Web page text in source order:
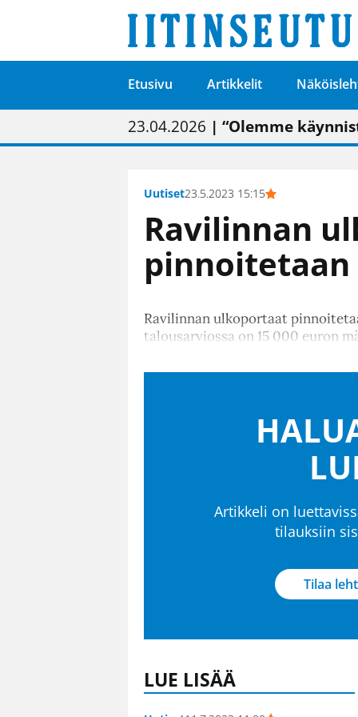
Etusivu Artikkelit
01.02.2026 | Painon
05.02.2026 | Uudistettu
23.04.2026 | “Olemme
09.05.2026| "Maalla on
Uutiset23.5.2023 15:15
Ravilinnan
pinnoitetaan
Ravilinnan ulkoportaat
talousarviossa on 15 000 euron
Artikkeli on
tilauksiin
Tilaa
LUE LISÄÄ